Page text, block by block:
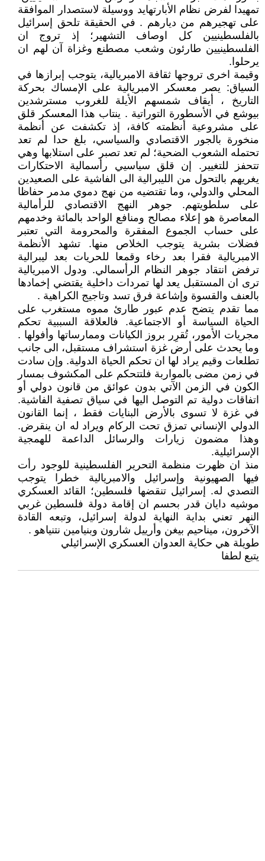
تمهيدا لفرض نظام الأبارتهايد ووسيلة لاستصدار الموافقة
على تهجيرهم من ديارهم . في الحقيقة تلحق إسرائيل
بالفلسطينيين كل اوصاف التشهير؛ إذ تروج ان
الفلسطينيين طارئون وشعب مصطنع وغزاة آن لهم ان
يرحلوا.
وقيمة اخرى تروجها ثقافة الامبريالية، يتوجب إبرازها في
السياق: يصر معسكر الامبريالية على الإمساك بحركة
التاريخ ، أيقاف شمسهم الأيلة للغروب مسترشدين
بيوشع في الأسطورة التوراتية . ينتاب هذا المعسكر قلق
على مشروعية أنظمته كافة، إذ تكشفت عن أنظمة
منخورة بالجور الاقتصادي والسياسي، بلغ حدا لم تعد
تحتمله الشعوب الضحية؛ لم تعد تصبر على استلابها وهي
تتحفز للتغيير. إن قلق سياسيي رأسمالية الاحتكارات
يغريهم بالتحول من الليبرالية الى الفاشية على الصعيدين
المحلي والدولي، وما تقتضيه من نهج دموي مدمر حفاظا
على سلطويتهم. جوهر النهج الاقتصادي للرأمالية
المعاصرة هو إعلاء مصالح ومنافع الواحد بالمائة وخدمهم
على حساب الجموع المفقرة والمحرومة التي تعتبر
فضلات بشرية يتوجب الخلاص منها. تشهد الأنظمة
الامبريالية فقرا بعد رخاء وقمعا للحريات بعد ليبرالية
ترفض انتقاد جوهر النظام الرأسمالي. ودول الامبريالية
ترى ان المستقبل يعد لها تمردات داخلية يقتضي إخمادها
بالعنف والقسوة وإشاعة فرق تسد وتاجيج الكراهية .
مما تقدم يتضح عدم عبور طارئ مموه مستغرب على
الحياة السياسة أو الاجتماعية. فالعلاقة السببية تحكم
مجريات الأمور، تُقرِر بروز الكيانات وممارساتها وأفولها .
وما يحدث على أرض غزة استشراف مستقبل، الى جانب
تطلعات وقيم يراد لها ان تحكم الحياة الدولية. وإن سادت
في زمن مضى بالمواربة فلتتحكم على المكشوف بمسار
الكون في الزمن الآتي بدون عوائق من قانون دولي أو
اتفاقات دولية تم التوصل اليها في سياق تصفية الفاشية.
في غزة لا تسوى بالأرض البنايات فقط ، إنما القانون
الدولي الإنساني تمزق تحت الركام ويراد له ان ينقرض.
وهذا مضمون زيارات والرسائل الداعمة للهمجية
الإسرائيلية.
منذ ان ظهرت منظمة التحرير الفلسطينية للوجود رأت
فيها الصهيونية وإسرائيل والامبريالية خطرا يتوجب
التصدي له. إسرائيل تنقضها فلسطين؛ القائد العسكري
موشيه دايان قدر بحسم ان إقامة دولة فلسطين غربي
النهر تعني بداية النهاية لدولة إسرائيل، وتبعه القادة
الآخرون، ميناحيم بيغن وأرييل شارون وبنيامين نتنياهو .
طويلة هي حكاية العدوان العسكري الإسرائيلي
يتبع لطفا